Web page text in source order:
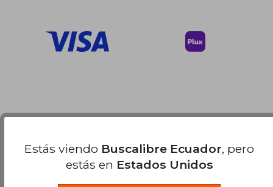
Estás viendo Buscalibre Ecuador, pero
estás en Estados Unidos